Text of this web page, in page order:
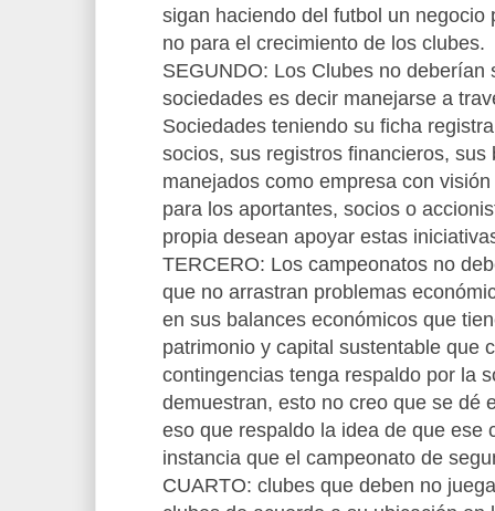
sigan haciendo del futbol un negocio
no para el crecimiento de los clubes.
SEGUNDO: Los Clubes no deberían
sociedades es decir manejarse a
Sociedades teniendo su ficha
socios, sus registros financieros, sus
manejados como empresa con
para los aportantes, socios o
propia desean apoyar estas
TERCERO: Los campeonatos no
que no arrastran problemas
en sus balances económicos que
patrimonio y capital sustentable que
contingencias tenga respaldo por la
demuestran, esto no creo que se dé
eso que respaldo la idea de que ese
instancia que el campeonato de
CUARTO: clubes que deben no